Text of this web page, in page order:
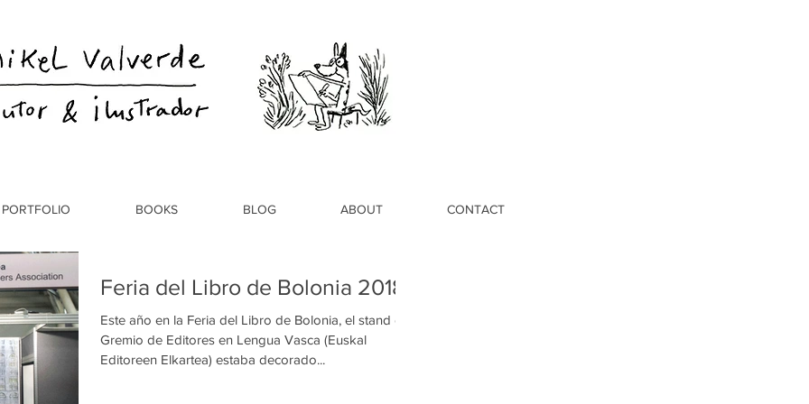
Feria del Libro de Bolonia 2018
Este año en la Feria del Libro de Bolonia, el stand del
Gremio de Editores en Lengua Vasca (Euskal
Editoreen Elkartea) estaba decorado...
PORTFOLIO BOOKS BLOG ABOUT CONTACT